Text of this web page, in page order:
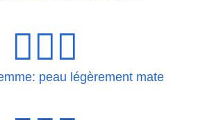
🦹🏽‍♀
peau légèrement mate